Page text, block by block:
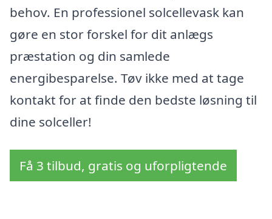
behov. En professionel solcellevask kan
gøre en stor forskel for dit anlægs
præstation og din samlede
energibesparelse. Tøv ikke med at tage
kontakt for at finde den bedste løsning til
dine solceller!
Få 3 tilbud, gratis og uforpligtende